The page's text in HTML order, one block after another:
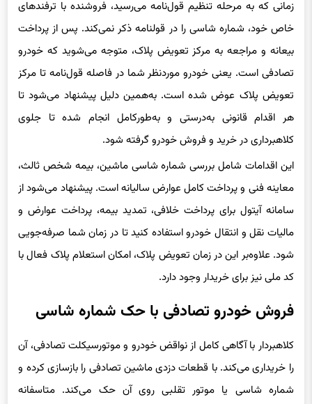
زمانی که به مرحله تنظیم قول‌نامه می‌رسید، فروشنده با ترفندهای
خاص خود، شماره شاسی را در قولنامه ذکر نمی‌کند. پس از پرداخت
بیعانه و مراجعه به مرکز تعویض پلاک، متوجه می‌شوید که خودرو
تصادفی است. یعنی خودرو مورد‌نظر شما در فاصله قول‌نامه تا مرکز
تعویض پلاک عوض شده است. به‌همین دلیل پیشنهاد می‌شود تا
هر اقدام قانونی به‌درستی و به‌طور‌کامل انجام شده تا جلوی
کلاهبرداری در خرید و فروش خودرو گرفته شود.
این اقدامات شامل بررسی شماره شاسی ماشین، بیمه شخص ثالث،
معاینه فنی و پرداخت کامل عوارض سالیانه است. پیشنهاد می‌شود از
سامانه آیتول برای پرداخت خلافی، تمدید بیمه، پرداخت عوارض و
مالیات نقل و انتقال خودرو استفاده کنید تا در زمان شما صرفه‌جویی
شود. علاوه‌بر این در زمان تعویض پلاک، امکان استعلام پلاک فعال با
کد ملی نیز برای خریدار وجود دارد.
فروش خودرو تصادفی با حک شماره شاسی
کلاهبردار با آگاهی کامل از نواقض خودرو و موتور‌سیکلت تصادفی، آن
را خریداری می‌کند. با قطعات دزدی ماشین تصادفی را بازسازی کرده و
شماره شاسی یا موتور تقلبی روی آن حک می‌کند. متاسفانه